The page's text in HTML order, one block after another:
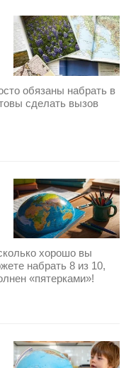
обязаны набрать в
сделать вызов
хорошо вы
набрать 8 из 10,
«пятерками»!